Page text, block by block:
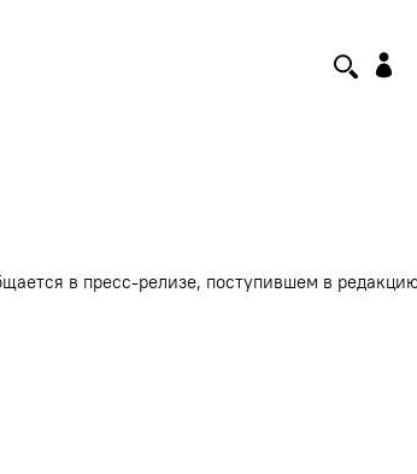
в пресс-релизе, поступившем в